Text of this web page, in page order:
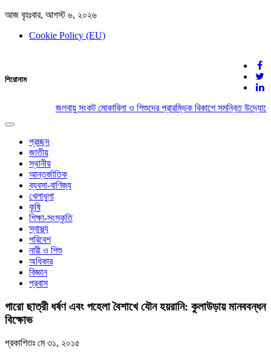
আজ বৃহঃবার, আগস্ট ৬, ২০২৬
Cookie Policy (EU)
দেশের খবর
যুক্ত থাকুন দেশের সঙ্গে
শিরোনাম
জলবায়ু সংকট মোকাবিলা ও শিশুদের প্রারম্ভিক বিকাশে সমন্বিত
Toggle
navigation
প্রচ্ছদ
জাতীয়
স্থানীয়
আন্তর্জাতিক
ব্যবসা-বাণিজ্য
খেলাধুলা
কৃষি
শিক্ষা-সংস্কৃতি
স্বাস্থ্য
পরিবেশ
নারী ও শিশু
অধিকার
বিজ্ঞান
প্রবাস
গারো ছাত্রী ধর্ষণ এবং পহেলা বৈশাখে যৌন হয়রানি: কুলাউড়ায় মানববন্ধন
বিক্ষোভ
প্রকাশিতঃ মে ৩১, ২০১৫